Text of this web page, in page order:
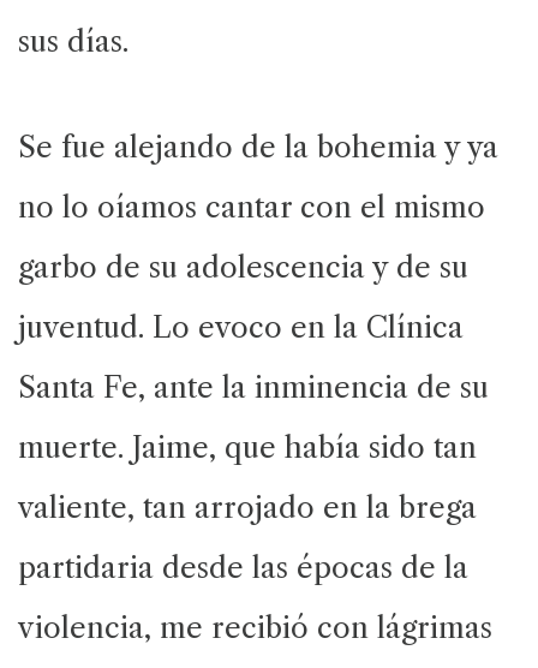
sus días.
Se fue alejando de la bohemia y ya
no lo oíamos cantar con el mismo
garbo de su adolescencia y de su
juventud. Lo evoco en la Clínica
Santa Fe, ante la inminencia de su
muerte. Jaime, que había sido tan
valiente, tan arrojado en la brega
partidaria desde las épocas de la
violencia, me recibió con lágrimas